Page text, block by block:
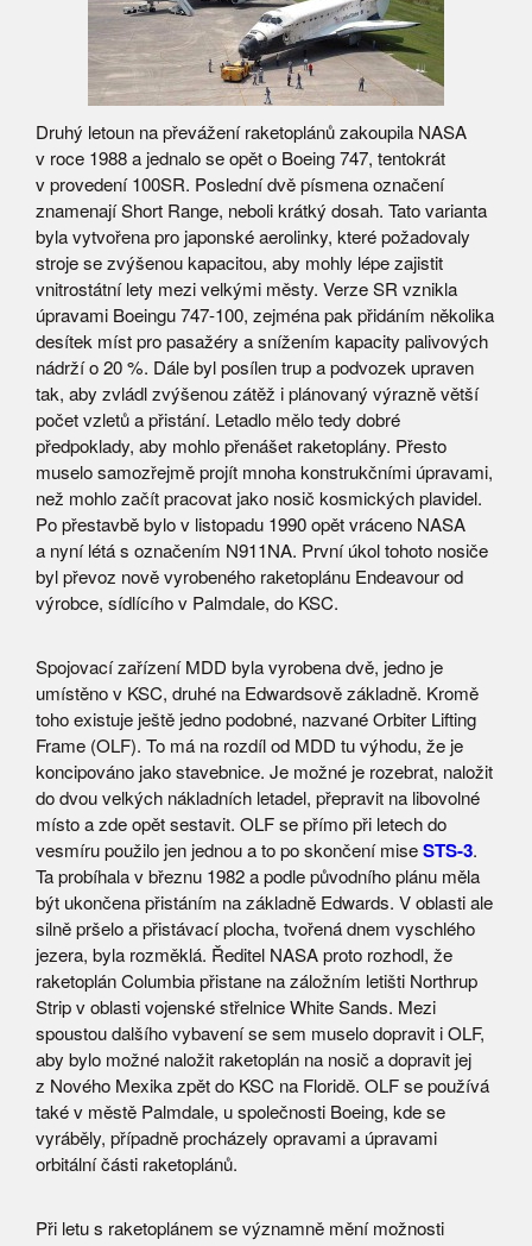
Druhý letoun na převážení raketoplánů zakoupila NASA
v roce 1988 a jednalo se opět o Boeing 747, tentokrát
v provedení 100SR. Poslední dvě písmena označení
znamenají Short Range, neboli krátký dosah. Tato varianta
byla vytvořena pro japonské aerolinky, které požadovaly
stroje se zvýšenou kapacitou, aby mohly lépe zajistit
vnitrostátní lety mezi velkými městy. Verze SR vznikla
úpravami Boeingu 747-100, zejména pak přidáním několika
desítek míst pro pasažéry a snížením kapacity palivových
nádrží o 20 %. Dále byl posílen trup a podvozek upraven
tak, aby zvládl zvýšenou zátěž i plánovaný výrazně větší
počet vzletů a přistání. Letadlo mělo tedy dobré
předpoklady, aby mohlo přenášet raketoplány. Přesto
muselo samozřejmě projít mnoha konstrukčními úpravami,
než mohlo začít pracovat jako nosič kosmických plavidel.
Po přestavbě bylo v listopadu 1990 opět vráceno NASA
a nyní létá s označením N911NA. První úkol tohoto nosiče
byl převoz nově vyrobeného raketoplánu Endeavour od
výrobce, sídlícího v Palmdale, do KSC.
Spojovací zařízení MDD byla vyrobena dvě, jedno je
umístěno v KSC, druhé na Edwardsově základně. Kromě
toho existuje ještě jedno podobné, nazvané Orbiter Lifting
Frame (OLF). To má na rozdíl od MDD tu výhodu, že je
koncipováno jako stavebnice. Je možné je rozebrat, naložit
do dvou velkých nákladních letadel, přepravit na libovolné
místo a zde opět sestavit. OLF se přímo při letech do
vesmíru použilo jen jednou a to po skončení miseSTS-3.
Ta probíhala v březnu 1982 a podle původního plánu měla
být ukončena přistáním na základně Edwards. V oblasti ale
silně pršelo a přistávací plocha, tvořená dnem vyschlého
jezera, byla rozměklá. Ředitel NASA proto rozhodl, že
raketoplán Columbia přistane na záložním letišti Northrup
Strip v oblasti vojenské střelnice White Sands. Mezi
spoustou dalšího vybavení se sem muselo dopravit i OLF,
aby bylo možné naložit raketoplán na nosič a dopravit jej
z Nového Mexika zpět do KSC na Floridě. OLF se používá
také v městě Palmdale, u společnosti Boeing, kde se
vyráběly, případně procházely opravami a úpravami
orbitální části raketoplánů.
Při letu s raketoplánem se významně mění možnosti